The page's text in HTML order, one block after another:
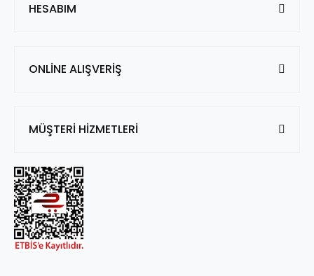
HESABIM
ONLİNE ALIŞVERİŞ
MÜŞTERİ HİZMETLERİ